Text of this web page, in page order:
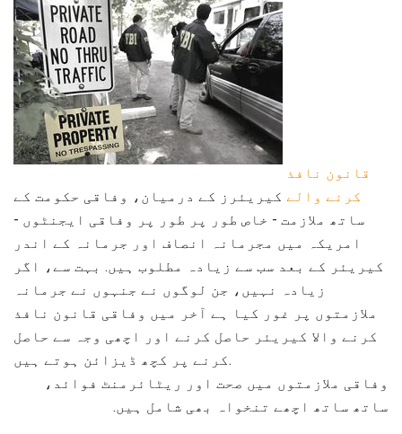
قانون نافذ
کرنے والے کیریئرز کے درمیان، وفاقی حکومت کے
ساتھ ملازمت - خاص طور پر طور پر وفاقی ایجنٹوں -
امریکہ میں مجرمانہ انصاف اور جرمانہ کے اندر
کیریئر کے بعد سب سے زیادہ مطلوب ہیں. بہت سے، اگر
زیادہ نہیں، جن لوگوں نے جنہوں نے جرمانہ
ملازمتوں پر غور کیا ہے آخر میں وفاقی قانون نافذ
کرنے والا کیریئر حاصل کرنے اور اچھی وجہ سے حاصل
کرنے پر کچھ ڈیزائن ہوتے ہیں.
وفاقی ملازمتوں میں صحت اور ریٹائرمنٹ فوائد،
ساتھ ساتھ اچھے تنخواہ بھی شامل ہیں.